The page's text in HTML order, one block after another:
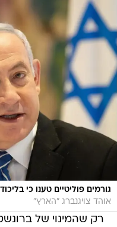
גורמים פוליטיים טענו כי
אוהד צויגנברג "הארץ"
רק שהמינוי של